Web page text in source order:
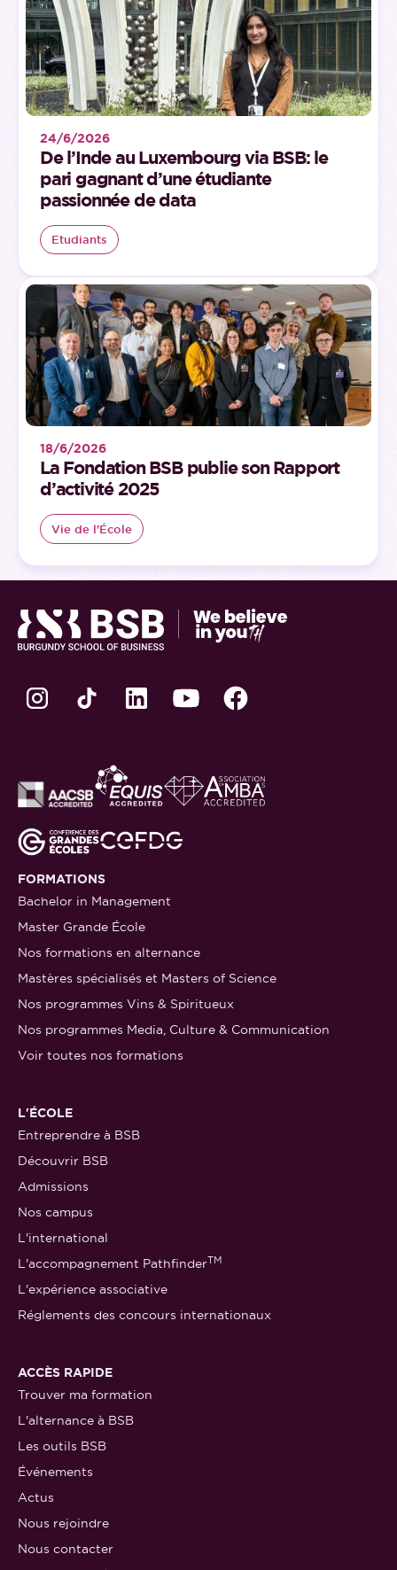
24/6/2026
De l’Inde au Luxembourg via BSB: le
pari gagnant d’une étudiante
passionnée de data
Etudiants
18/6/2026
La Fondation BSB publie son Rapport
d’activité 2025
Vie de l'École
FORMATIONS
Bachelor in Management
Master Grande École
Nos formations en alternance
Mastères spécialisés et Masters of Science
Nos programmes Vins & Spiritueux
Nos programmes Media, Culture & Communication
Voir toutes nos formations
L'ÉCOLE
Entreprendre à BSB
Découvrir BSB
Admissions
Nos campus
L'international
L'accompagnement PathfinderTM
L'expérience associative
Réglements des concours internationaux
ACCÈS RAPIDE
Trouver ma formation
L'alternance à BSB
Les outils BSB
Événements
Actus
Nous rejoindre
Nous contacter